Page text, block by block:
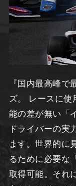
『国内最高峰
ズ。 レースに
能の差が無い「
ドライバーの実
ます。世界的に
るために必要な
取得可能。それ